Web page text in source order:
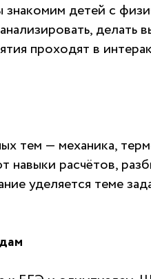
детей с
проходят в
тем — механика,
навыки расчётов,
уделяется теме